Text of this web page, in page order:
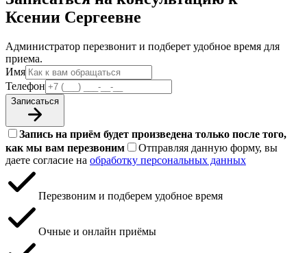
Ксении Сергеевне
Администратор перезвонит и подберет удобное время для
приема.
Имя
Телефон
Записаться
Запись на приём будет произведена только после того,
как мы вам перезвоним
Отправляя данную форму, вы
даете согласие на обработку персональных данных
Перезвоним и подберем удобное время
Очные и онлайн приёмы